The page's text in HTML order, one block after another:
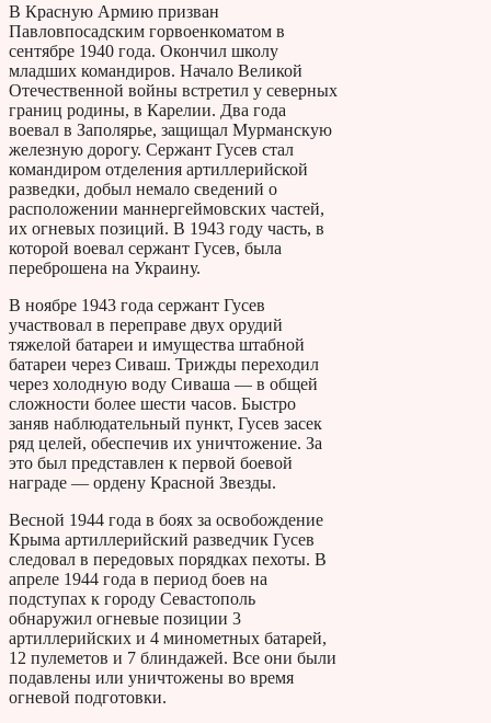
В Красную Армию призван
Павловпосадским горвоенкоматом в
сентябре 1940 года. Окончил школу
младших командиров. Начало Великой
Отечественной войны встретил у северных
границ родины, в Карелии. Два года
воевал в Заполярье, защищал Мурманскую
железную дорогу. Сержант Гусев стал
командиром отделения артиллерийской
разведки, добыл немало сведений о
расположении маннергеймовских частей,
их огневых позиций. В 1943 году часть, в
которой воевал сержант Гусев, была
переброшена на Украину.
В ноябре 1943 года сержант Гусев
участвовал в переправе двух орудий
тяжелой батареи и имущества штабной
батареи через Сиваш. Трижды переходил
через холодную воду Сиваша — в общей
сложности более шести часов. Быстро
заняв наблюдательный пункт, Гусев засек
ряд целей, обеспечив их уничтожение. За
это был представлен к первой боевой
награде — ордену Красной Звезды.
Весной 1944 года в боях за освобождение
Крыма артиллерийский разведчик Гусев
следовал в передовых порядках пехоты. В
апреле 1944 года в период боев на
подступах к городу Севастополь
обнаружил огневые позиции 3
артиллерийских и 4 минометных батарей,
12 пулеметов и 7 блиндажей. Все они были
подавлены или уничтожены во время
огневой подготовки.